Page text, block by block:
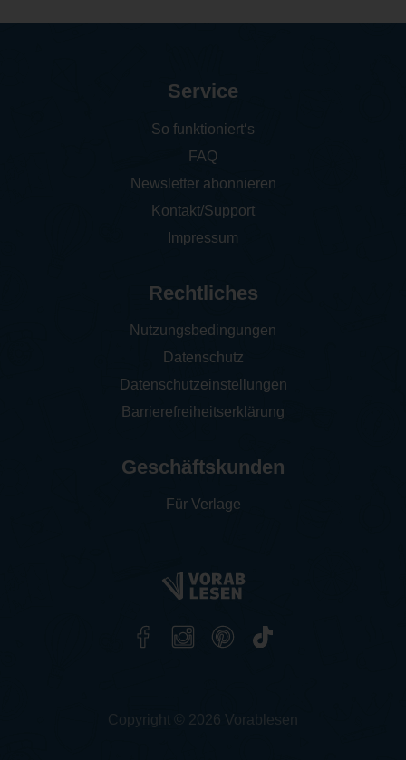
Service
So funktioniert‘s
FAQ
Newsletter abonnieren
Kontakt/Support
Impressum
Rechtliches
Nutzungsbedingungen
Datenschutz
Datenschutzeinstellungen
Barrierefreiheitserklärung
Geschäftskunden
Für Verlage
Copyright © 2026 Vorablesen